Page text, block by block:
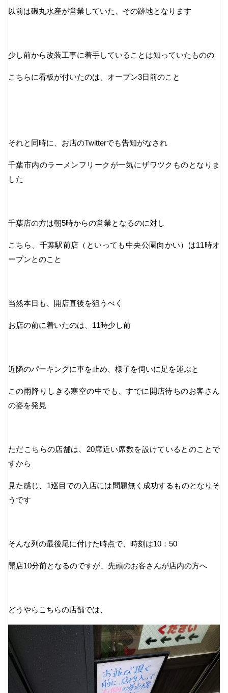
以前は磯丸水産が営業していた、その跡地となります
少し前から改装工事に着手していることは知っていたものの
こちらに看板が付いたのは、オープン3日前のこと
それと同時に、お店のTwitterでも告知がなされ
千葉市内のラーメンフリークが一気にザワツクものとなりま
した
千葉店の方は朝5時からの営業となるのに対し
こちら、千葉駅前店（といっても中央公園向かい）は11時オ
ープンとのこと
当然本日も、開店直後を狙うべく
お店の前に着いたのは、11時少し前
近隣のパーキングに車を止め、様子を伺いに足を運ぶと
この雨降りしきる寒空の中でも、すでに開店待ちのお客さん
の姿を発見
ただこちらの店舗は、20席近い席数を設けているとのことで
すから
見た感じ、1巡目での入店には問題無く成功するものとなりそ
うです
そんな列の最後尾に付けた時点で、時刻は10：50
開店10分前となるのですが、先頭のお客さんが店内の方へ
どうやらこちらの店舗では、